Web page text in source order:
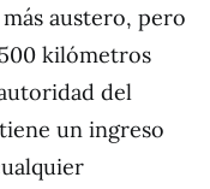
austero, pero
kilómetros
del
un ingreso